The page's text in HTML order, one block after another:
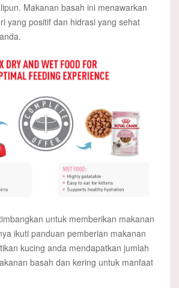
Makanan basah ini menawarkan
yang positif dan hidrasi yang sehat
untuk memberikan makanan
ikuti panduan pemberian makanan
kucing anda mendapatkan jumlah
basah dan kering untuk manfaat